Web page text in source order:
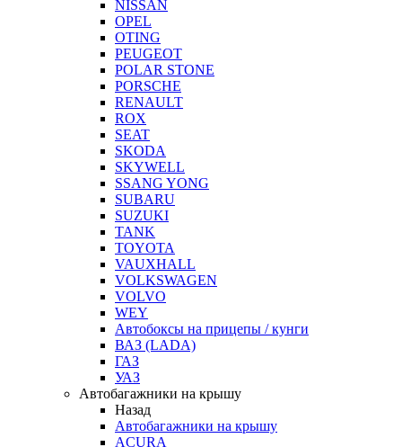
NISSAN
OPEL
OTING
PEUGEOT
POLAR STONE
PORSCHE
RENAULT
ROX
SEAT
SKODA
SKYWELL
SSANG YONG
SUBARU
SUZUKI
TANK
TOYOTA
VAUXHALL
VOLKSWAGEN
VOLVO
WEY
Автобоксы на прицепы / кунги
ВАЗ (LADA)
ГАЗ
УАЗ
Автобагажники на крышу
Назад
Автобагажники на крышу
ACURA